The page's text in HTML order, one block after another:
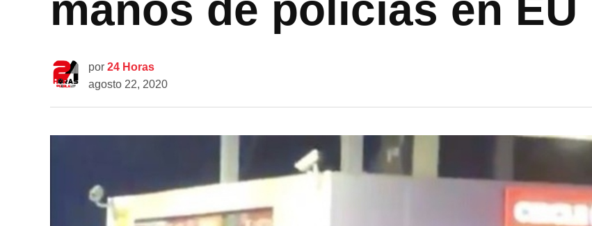
por 24 Horas
agosto 22, 2020